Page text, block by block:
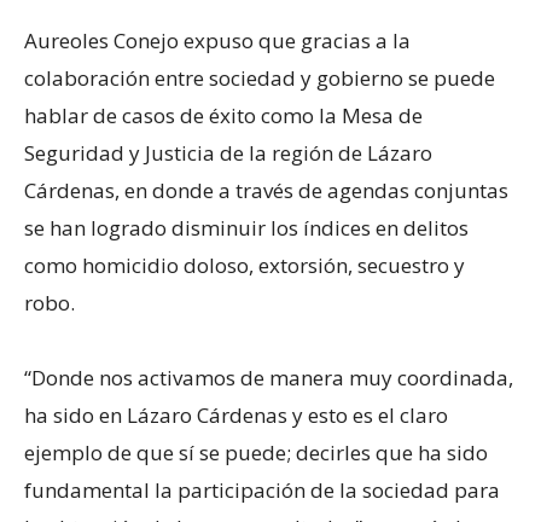
Aureoles Conejo expuso que gracias a la
colaboración entre sociedad y gobierno se puede
hablar de casos de éxito como la Mesa de
Seguridad y Justicia de la región de Lázaro
Cárdenas, en donde a través de agendas conjuntas
se han logrado disminuir los índices en delitos
como homicidio doloso, extorsión, secuestro y
robo.
“Donde nos activamos de manera muy coordinada,
ha sido en Lázaro Cárdenas y esto es el claro
ejemplo de que sí se puede; decirles que ha sido
fundamental la participación de la sociedad para